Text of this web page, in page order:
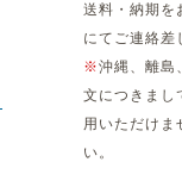
送料・納期を
にてご連絡差
※沖縄、離島
文につきまし
用いただけま
い。